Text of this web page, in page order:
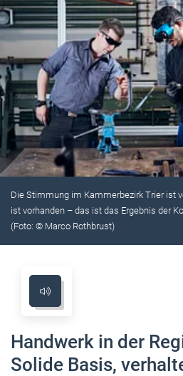
Die Stimmung im Kammerbezirk Trier ist
ist vorhanden – das ist das Ergebnis der
(Foto: © Marco Rothbrust)
Handwerk in der
Solide Basis,